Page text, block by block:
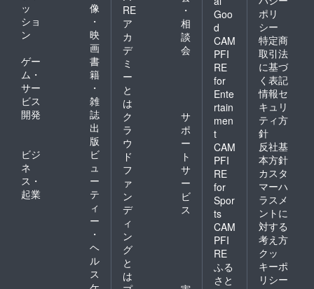
ッ
ショ
ン
像
・
映
画
ゲー
ム・
サー
ビス
開発
書
籍
・
雑
誌
出
版
ビジ
ネ
ス・
起業
ビ
ュ
ー
テ
ィ
ー
・
ヘ
ル
ス
RE
ア
カ
デ
ミ
ー
と
は
・
相
談
会
ク
ラ
ウ
ド
フ
ァ
ン
デ
ィ
ン
グ
と
は
サ
ポ
ー
ト
サ
ー
ビ
ス
Goo
d
CAM
PFI
RE
for
Ente
rtain
men
t
CAM
PFI
RE
for
Spor
ts
CAM
PFI
RE
ふる
さと
ポリ
シー
特定商
取引法
に基づ
く表記
情報セ
キュリ
ティ方
針
反社基
本方針
カスタ
マーハ
ラスメ
ントに
対する
考え方
クッ
キーポ
リシー